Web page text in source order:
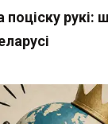
поціску